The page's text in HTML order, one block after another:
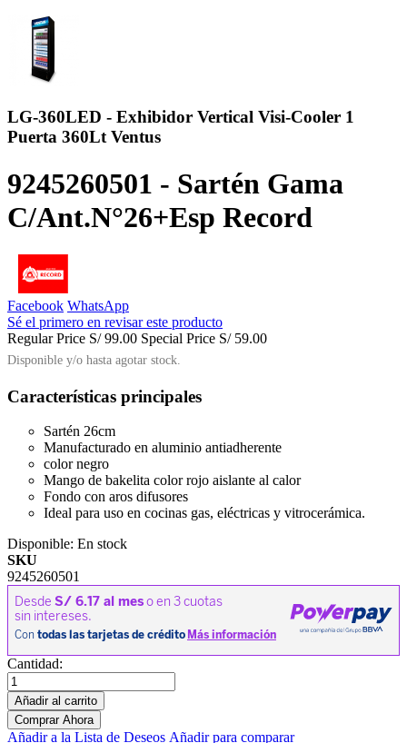
LG-360LED - Exhibidor Vertical Visi-Cooler 1
Puerta 360Lt Ventus
9245260501 - Sartén Gama
C/Ant.N°26+Esp Record
Facebook WhatsApp
Sé el primero en revisar este producto
Regular Price S/ 99.00 Special Price S/ 59.00
Disponible y/o hasta agotar stock.
Características principales
Sartén 26cm
Manufacturado en aluminio antiadherente
color negro
Mango de bakelita color rojo aislante al calor
Fondo con aros difusores
Ideal para uso en cocinas gas, eléctricas y vitrocerámica.
Disponible: En stock
SKU
9245260501
Cantidad:
Añadir al carrito
Comprar Ahora
Añadir a la Lista de Deseos Añadir para comparar